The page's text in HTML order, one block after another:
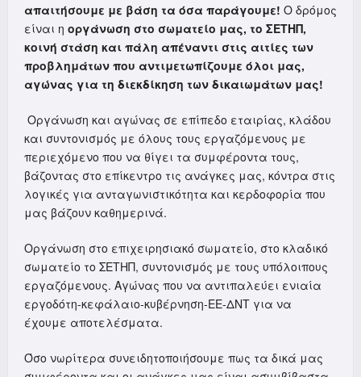
απαιτήσουμε με βάση τα όσα παράγουμε! Ο δρόμος
είναι η οργάνωση στο σωματείο μας, το ΣΕΤΗΠ,
κοινή στάση και πάλη απέναντι στις αιτίες των
προβλημάτων που αντιμετωπίζουμε όλοι μας,
αγώνας για τη διεκδίκηση των δικαιωμάτων μας!
Οργάνωση και αγώνας σε επίπεδο εταιρίας, κλάδου
και συντονισμός με όλους τους εργαζόμενους με
περιεχόμενο που να θίγει τα συμφέροντα τους,
βάζοντας στο επίκεντρο τις ανάγκες μας, κόντρα στις
λογικές για ανταγωνιστικότητα και κερδοφορία που
μας βάζουν καθημερινά.
Οργάνωση στο επιχειρησιακό σωματείο, στο κλαδικό
σωματείο το ΣΕΤΗΠ, συντονισμός με τους υπόλοιπους
εργαζόμενους. Αγώνας που να αντιπαλεύει ενιαία
εργοδότη-κεφάλαιο-κυβέρνηση-ΕΕ-ΔΝΤ για να
έχουμε αποτελέσματα.
Όσο νωρίτερα συνειδητοποιήσουμε πως τα δικά μας